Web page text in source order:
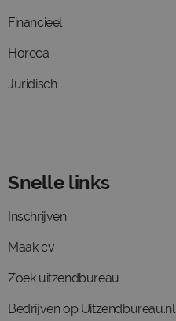
Financieel
Horeca
Juridisch
Snelle links
Inschrijven
Maak cv
Zoek uitzendbureau
Bedrijven op Uitzendbureau.nl